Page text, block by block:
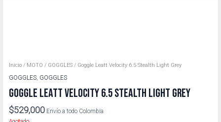
Inicio / MOTO / GOGGLES / Goggle Leatt Velocity 6.5 Stealth Light Grey
GOGGLES GOGGLES
GOGGLE LEATT VELOCITY 6.5 STEALTH LIGHT GREY
$529,000 Envío a todo Colombia